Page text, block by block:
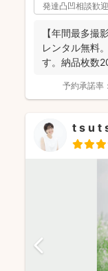
発達凸凹相談歓迎
【年間最多撮
レンタル無料
す。納品枚数
予約承諾率：
t s u t